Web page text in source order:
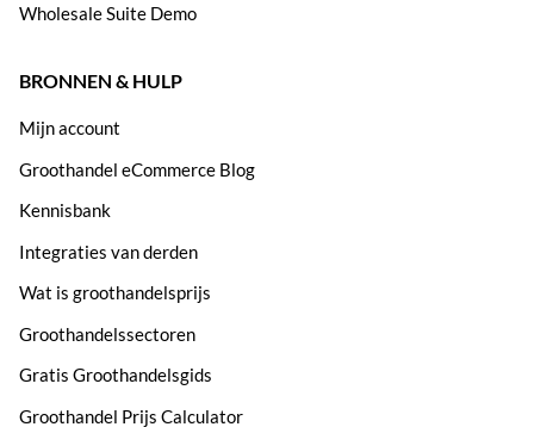
Wholesale Suite Demo
BRONNEN & HULP
Mijn account
Groothandel eCommerce Blog
Kennisbank
Integraties van derden
Wat is groothandelsprijs
Groothandelssectoren
Gratis Groothandelsgids
Groothandel Prijs Calculator